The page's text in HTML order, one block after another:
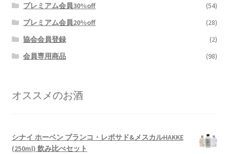
プレミアム会員30%off
(54)
プレミアム会員20%off
(28)
協会会員登録
(2)
会員専用商品
(98)
オススメのお酒
シナイ ホーベン ブランコ・レポサド&メスカルHAKKE
(250ml) 飲み比べセット